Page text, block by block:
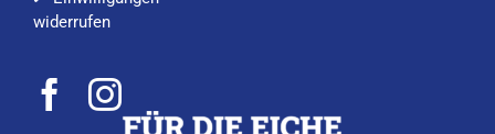
widerrufen